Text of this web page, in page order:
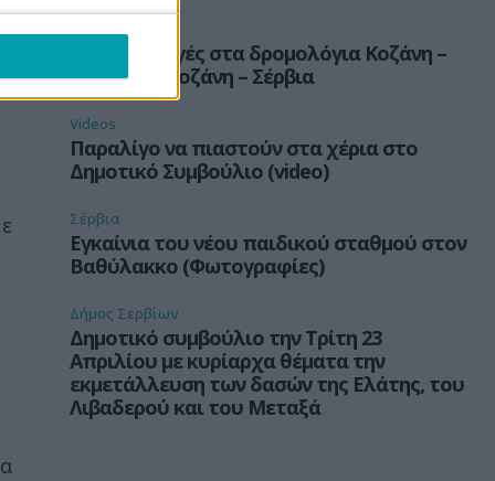
ΚΤΕΛ: Αλλαγές στα δρομολόγια Κοζάνη –
Αθήνα και Κοζάνη – Σέρβια
Videos
Παραλίγο να πιαστούν στα χέρια στο
Δημοτικό Συμβούλιο (video)
Σέρβια
Εγκαίνια του νέου παιδικού σταθμού στον
Βαθύλακκο (Φωτογραφίες)
Δήμος Σερβίων
Δημοτικό συμβούλιο την Τρίτη 23
Απριλίου με κυρίαρχα θέματα την
εκμετάλλευση των δασών της Ελάτης, του
Λιβαδερού και του Μεταξά